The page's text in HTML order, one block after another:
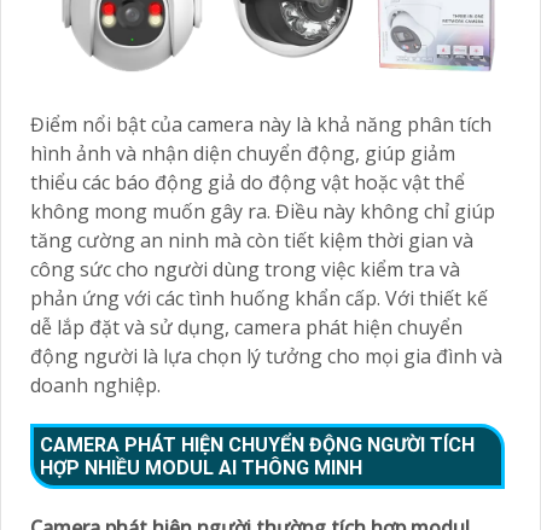
Điểm nổi bật của camera này là khả năng phân tích
hình ảnh và nhận diện chuyển động, giúp giảm
thiểu các báo động giả do động vật hoặc vật thể
không mong muốn gây ra. Điều này không chỉ giúp
tăng cường an ninh mà còn tiết kiệm thời gian và
công sức cho người dùng trong việc kiểm tra và
phản ứng với các tình huống khẩn cấp. Với thiết kế
dễ lắp đặt và sử dụng, camera phát hiện chuyển
động người là lựa chọn lý tưởng cho mọi gia đình và
doanh nghiệp.
CAMERA PHÁT HIỆN CHUYỂN ĐỘNG NGƯỜI TÍCH
HỢP NHIỀU MODUL AI THÔNG MINH